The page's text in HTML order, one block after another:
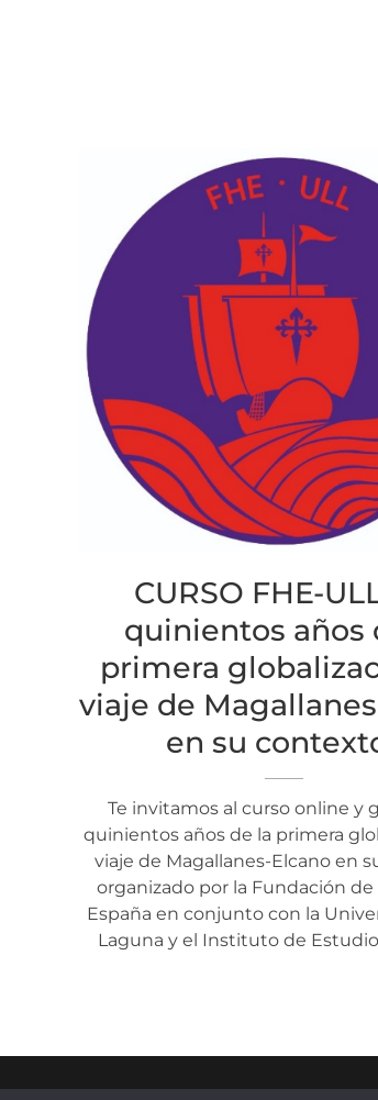
CURSO FHE-
quinientos años
primera
viaje de
en su
Te invitamos al curso online y
quinientos años de la primera
viaje de Magallanes-Elcano en
organizado por la Fundación de
España en conjunto con la
Laguna y el Instituto de